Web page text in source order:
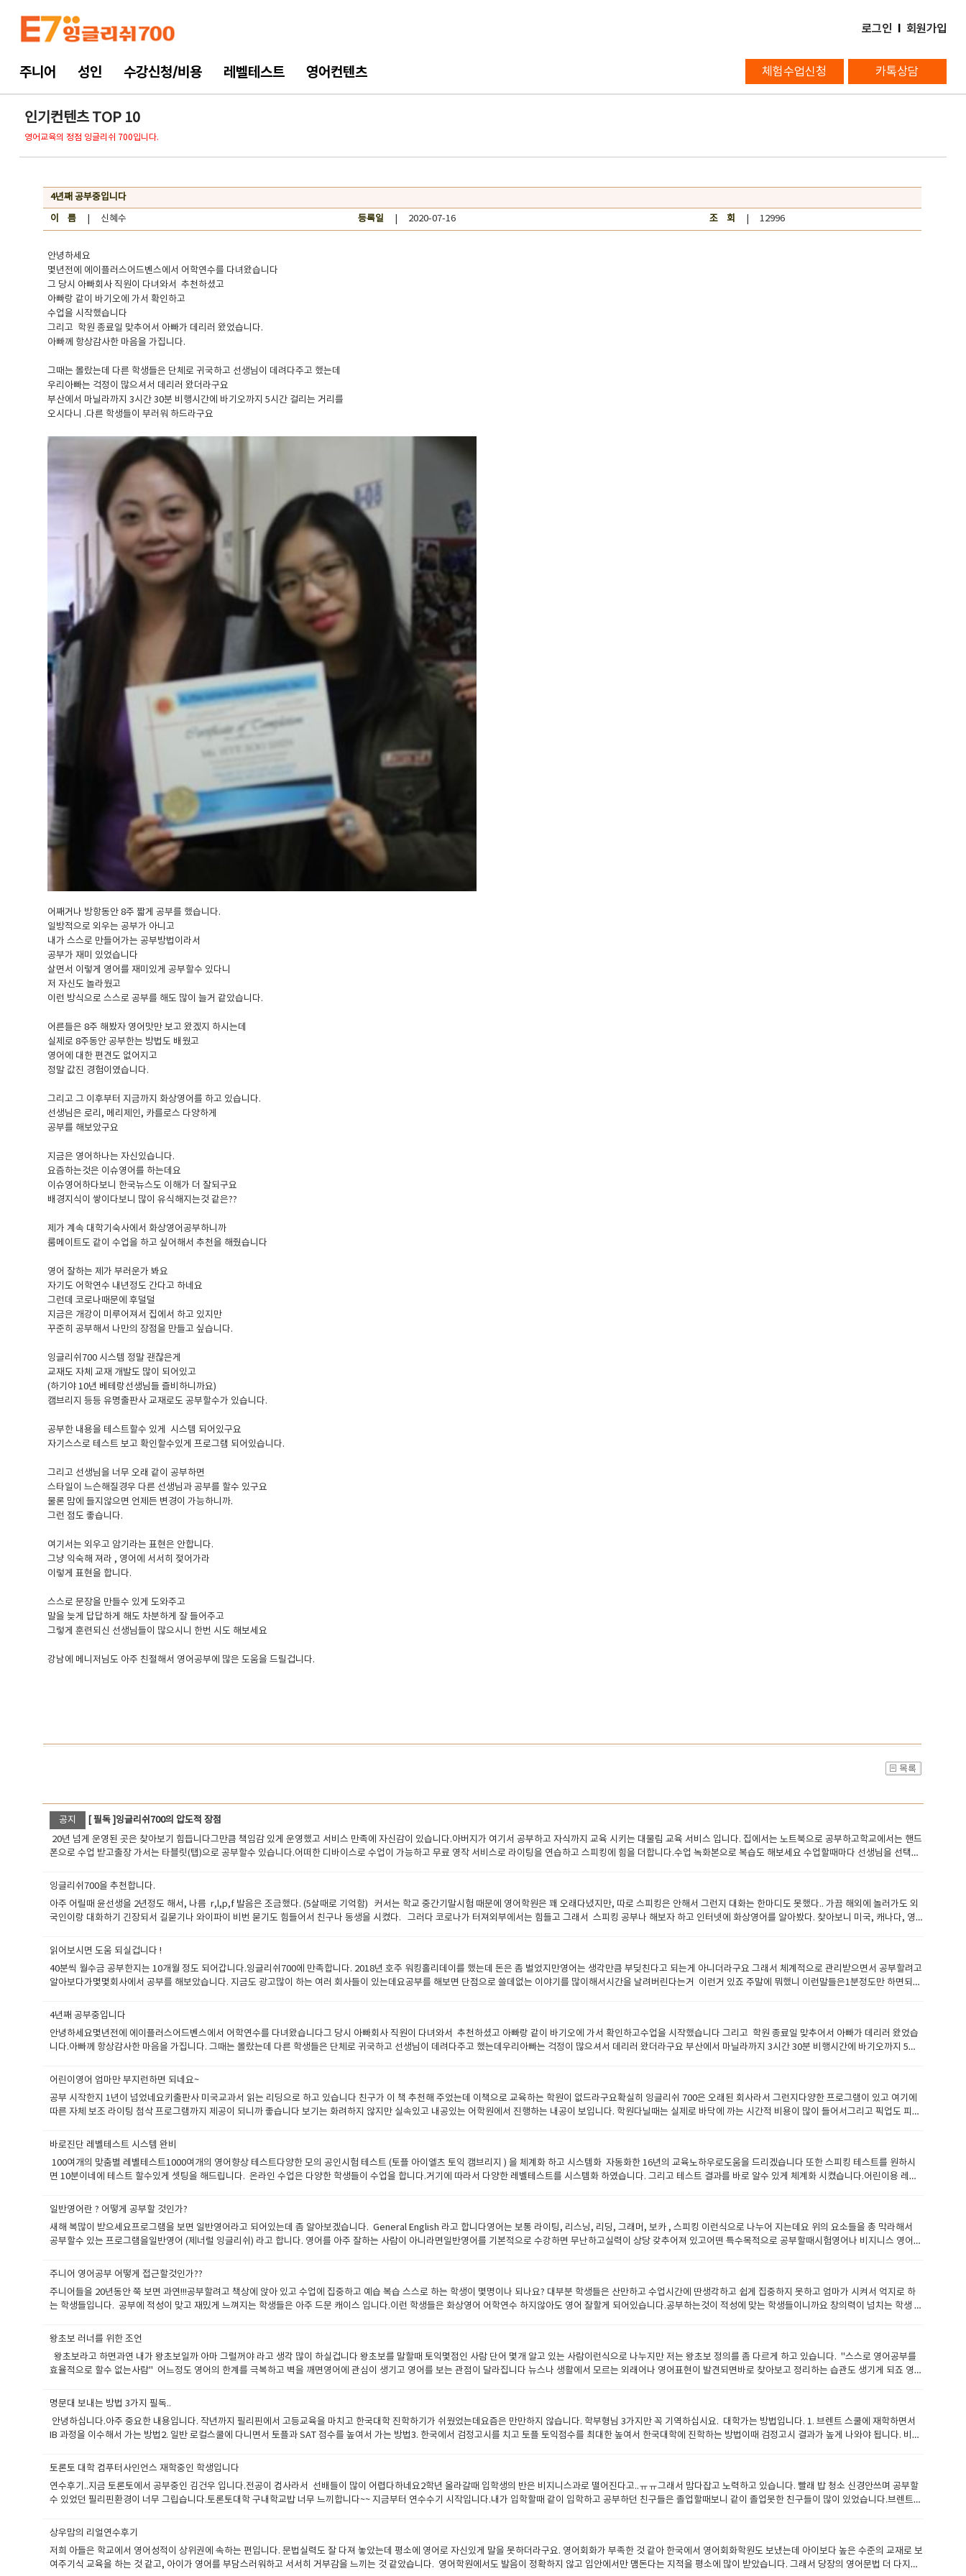
로그인 l 회원가입
주니어 성인 수강신청/비용 레벨테스트 영어컨텐츠 체험수업신청 카톡상담
인기컨텐츠 TOP 10
영어교육의 정점 잉글리쉬 700입니다.
4년째 공부중입니다
이 름 | 신혜수 등록일 | 2020-07-16 조 회 | 12996
안녕하세요
몇년전에 에이플러스어드벤스에서 어학연수를 다녀왔습니다
그 당시 아빠회사 직원이 다녀와서 추천하셨고
아빠랑 같이 바기오에 가서 확인하고
수업을 시작했습니다
그리고 학원 종료일 맞추어서 아빠가 데리러 왔었습니다.
아빠께 항상감사한 마음을 가집니다.
그때는 몰랐는데 다른 학생들은 단체로 귀국하고 선생님이 데려다주고 했는데
우리아빠는 걱정이 많으셔서 데리러 왔더라구요
부산에서 마닐라까지 3시간 30분 비행시간에 바기오까지 5시간 걸리는 거리를
오시다니 .다른 학생들이 부러워 하드라구요
어째거나 방항동안 8주 짧게 공부를 했습니다.
일방적으로 외우는 공부가 아니고
내가 스스로 만들어가는 공부방법이라서
공부가 재미 있었습니다
살면서 이렇게 영어를 재미있게 공부할수 있다니
저 자신도 놀라웠고
이런 방식으로 스스로 공부를 해도 많이 늘거 같았습니다.
어른들은 8주 해봤자 영어맛만 보고 왔겠지 하시는데
실제로 8주동안 공부한는 방법도 배웠고
영어에 대한 편견도 없어지고
정말 값진 경험이였습니다.
그리고 그 이후부터 지금까지 화상영어를 하고 있습니다.
선생님은 로리, 메리제인, 카를로스 다양하게
공부를 해보았구요
지금은 영어하나는 자신있습니다.
요즘하는것은 이슈영어를 하는데요
이슈영어하다보니 한국뉴스도 이해가 더 잘되구요
배경지식이 쌓이다보니 많이 유식해지는것 같은??
제가 계속 대학기숙사에서 화상영어공부하니까
룸메이트도 같이 수업을 하고 싶어해서 추천을 해줬습니다
영어 잘하는 제가 부러운가 봐요
자기도 어학연수 내년정도 간다고 하네요
그런데 코로나때문에 후덜덜
지금은 개강이 미루어져서 집에서 하고 있지만
꾸준히 공부해서 나만의 장점을 만들고 싶습니다.
잉글리쉬700 시스템 정말 괜찮은게
교재도 자체 교재 개발도 많이 되어있고
(하기야 10년 베테랑선생님들 즐비하니까요)
캠브리지 등등 유명출판사 교재로도 공부할수가 있습니다.
공부한 내용을 테스트할수 있게 시스템 되어있구요
자기스스로 테스트 보고 확인할수있게 프로그램 되어있습니다.
그리고 선생님을 너무 오래 같이 공부하면
스타일이 느슨해질경우 다른 선생님과 공부를 할수 있구요
물론 맘에 들지않으면 언제든 변경이 가능하니까.
그런 점도 좋습니다.
여기서는 외우고 암기라는 표현은 안합니다.
그냥 익숙해 져라 , 영어에 서서히 젖어가라
이렇게 표현을 합니다.
스스로 문장을 만들수 있게 도와주고
말을 늦게 답답하게 해도 차분하게 잘 들어주고
그렇게 훈련되신 선생님들이 많으시니 한번 시도 해보세요
강남에 메니저님도 아주 친절해서 영어공부에 많은 도움을 드릴겁니다.
공지
[ 필독 ]잉글리쉬700의 압도적 장점
20년 넘게 운영된 곳은 찾아보기 힘듭니다그만큼 책임감 있게 운영했고 서비스 만족에 자신감이 있습니다.아버지가 여기서 공부하고 자식까지 교육 시키는 대물림 교육 서비스 입니다. ​집에서는 노트북으로 공부하고학교에서는 핸드
폰으로 수업 받고출장 가서는 타블릿(탭)으로 공부할수 있습니다.어떠한 디바이스로 수업이 가능하고 무료 영작 서비스로 라이팅을 연습하고 스피킹에 힘을 더합니다.수업 녹화본으로 복습도 해보세요 ​수업할때마다 선생님을 선택하
에 더 관심가질수 있게 노력하며 이끌어줍니다.그 책임감이 어마어마합니다. 잉글리쉬700 은 선생님들끼리 서로경쟁하는 구도라서 더 많은 학생을 배정받기위해서 수업플렌을 스스로 준비하고배정 받은 학생에게 최선을 다해서 수
능합니다. 아무리 명문대 출신이라고 해도 인성과 열정 성실함이 겸비되지 않으면 학생들에게 만족을 줄수 없으며그렇기 때문에 잉글리쉬700은 3년이상 7800시간 이상 수업을 진행한 경험많은 선생님들을 배정을 해드립니다. ​​ 잉글
리쉬700은 필리핀최고명문어학원 " Aplus Advance School fo English INC. " 에서 직영으로 운영됩니다.그러므로 어학원선생님과 동일하게 복지가 제공되며 그러기에 실력 좋은 선생님읃은 잉글리쉬700에서 근무하기를 항상 희
될수 있습니다 17단계 세분 레벨로 진행되는 회사는 잉글리쉬700, ILAC, Kaplan 정도 회사가 있습니다 영어공부를 해본경험이 있다면 이대목에서 ''17단계 세부레벨로 진행된다고 ???'' 정말 내공이 있는 회사구나 느낄겁니다 공부
하다가 프로그램의 변경은 자유롭습니다 하지만 왕초보경우 한국사무소 상담실장님과 충분히 상의하고 진행 바라고 더블 프로그램은 2가지 프로그램을 병행해서 공부하는것입니다 주5회 공부하는 학생경우 월수금 토플공부 화목 일
반회화공부 이런식으로 진행이됩니다 선생님 변경은 학생들의 고유권한이므로 언제든 요구가능하시고 페어티쳐는 두명의 선생님과 공부하는것입니다. 월수금 토익스피킹 A 선생님 화목 라이팅 B 선생님 이런식입니다ㅑ 필리핀본
로 제공이 됩니다. 공부중에 사정으로 수업을 못드를 경우 단기 연기신청을 할수있고 출장이나 입원등으로 장기로 못할경우 장기홀딩 서비스를 받을수 있습니다.​ 테스다는 필리핀교육청인데 영어를 가르치는 기관에 자격을 부여합니
다. 일반과 어드벤스로 레벨이 나누어지는데 잉글리쉬700은 최고 레벨로 어드벤스까지 자격을 부여받았습니다. 하지만 콜센타 운영으로 진행하는 화상영어 업체 98퍼센트는 TESDA 자격이 없이 진행되기에 안타깝습니다. 그래서 어
학원에서 운영하는 화상영어가 더 퀄러티가 좋은것입니다 영어공부및 어학연수 상담및 토탈교육상담이 가능하기에 강남 , 부산 사무실에 방문해서 상담및 도움을 받으시면 좋습니다 잉글리쉬700은 에이플러스어드벤스에서 다이렉
토플, 토익 ,아이엘츠, 보카빌더, 문법 ,캠브리지 시험)컴퓨터 프로그램(AI)을 이용한 시스템으로1000개 이상의 테스트 무료로 치룰수 있고 지금도 새로 생긴시험을 지속적으로 업데이트시킵니다. 압도적 선생님 퀄러티 ( 어학연수학
생을 직접 8,760시간이상 지도한 경력)선생님의 역활이 큰것이 화상영어 입니다콜센타를 운영하거나 위탁해서 선생을 제공하는다른 회사들은 선생님을 소개할때"체계적으로 잘 트레이닝을 받은 선생님이라서 좋다" 라고 표현하는
데요 에이플러스 어드벤스에서 일하시는 선생님들은 트레이닝을 시킬수 있는 수준의 선생님들입니다.트레이닝 몇시간 받은 선생이랑 수준의 차이가 나도 아주 극명하게 납니다 필리핀어학연수 온 학생들을 대상으로 하루 8시간씩 최
접 선택해서 공부하는 시스템으로 학생에게 선택이 되는 선생님은 살아남고 그러지 못하면 밀려서 퇴출되어지는 서바이벌 상황에서 근무한 경쟁력 있는 선생님으로이런 선생님들이 학원의 가치를 높여서 명실상부 최고 어학원으로
소싱비 기타 비용이 들지 않습니다. 수업이후 제공되는 데일리테스트 수업의 방법은 예습-수업-복습-테스트 로 구성됩니다데일리 테스트를 통해서 복습효과를 누려보세요 오늘 배운거 오늘 복습하고 이해하다 보면 영어 별거 아니구
나 생각하실겁니다영어로 들어보는 문법 인강 수강권 지급보카 스타트 인강 수강권 지급 25개 핵심동사 활용( Have, Make, Get~~) 인강수강권 지급영화속 명대사 공부 인강수강권인강무료수강권은 수업 3개월이후부터 가능합니
700의 장점으로 돌아갈겁니다.많이 요구및 요청해 주십시요 여러분의 성공을 위해서 항상노력하겠습니다. 원장드림.
잉글리쉬700을 추천합니다.
아주 어릴때 윤선생을 2년정도 해서, 나름 r,l,p,f 발음은 조금했다. (5살때로 기억함) 커서는 학교 중간기말시험 때문에 영어학원은 꽤 오래다녔지만, 따로 스피킹은 안해서 그런지 대화는 한마디도 못했다.. 가끔 해외에 놀러가도 외
국인이랑 대화하기 긴장되서 길묻기나 와이파이 비번 묻기도 힘들어서 친구나 동생을 시켰다. 그러다 코로나가 터져외부에서는 힘들고 그래서 스피킹 공부나 해보자 하고 ​인터넷에 화상영어를 알아봤다. 찾아보니 미국, 캐나다, 영
어드벤스인가하는 어학원에서 운영하는 화상영어학원이라던데 ​학원 후기도 괜찮고 필리핀에서 학원을 직접 운영하고 있다고하니 뭔가 믿음이가 수업을 시작했다. ​15년정도된 학원이라더라. ​찾아보니 이 학원에 다녔던 사람이 그린
다. 수업은 주5회 20분 수업으로 했다. 20분수업이라 주5일로 신청했다. ​처음에는 긴장되서 말도 잘못하고했는데, 선생님이 친근하게 대해주셔서 나중에가서는 친구처럼 편하게 수업했다. ​ 코로나라 밖에 자주 놀러다니지도 못하고
해서 약간 우울하기도 했는데, 말상대가 생기니 맘도 편해지고 영어도 늘고 자신감도 생기고 개이득? ​지금까지 6개월 동안 수강했고 최근에 6개월을 더 연장했다. 말하는건 어느정도는 하는거같아서 토익수업을 하고있다. ​ 아래에는
이라 집중도 잘되고 시간이 엄청빨리간다.
읽어보시면 도움 되실겁니다 !
40분씩 월수금 공부한지는 10개월 정도 되어갑니다.잉글리쉬700에 만족합니다. 2018년 호주 워킹홀리데이를 했는데 돈은 좀 벌었지만영어는 생각만큼 부딪친다고 되는게 아니더라구요 그래서 체계적으로 관리받으면서 공부할려고
알아보다가몇몇회사에서 공부를 해보았습니다. 지금도 광고많이 하는 여러 회사들이 있는데요공부를 해보면 단점으로 쓸데없는 이야기를 많이해서시간을 날려버린다는거 이런거 있죠 주말에 뭐했니 이런말들은1분정도만 하면되는
려는 그런것선생변경에 대한 불확실성 이런것들이 학습의욕을 떨어트리더라구요그러다가 학원도 다녀보고 했지만 그래도 화상영어가 맨투맨 수업이 효과적인거 같아서다른 화상영어 회사를 찾아 보았습니다 이번에는 심도깊에 알
는 40분으로 공부하면서실력을 쌓고 있습니다. 어디든 장점과 장점이 있는데요어는 회사는 공부하다보면 인터넷 끊김현상은 있지요특히 오늘같은경우 필리핀 시그널 3라고 태풍으로 인터넷 상황이 필리핀 전체적으로 안좋을수 있습
니다. 문제는 이후 대처인데요잉글리쉬700은 무조건 보충수업을 넣어줍니다.이유를 묻거나 하지 않고 쿨하게 수업을 더 넣어주고 양해를 구하지요 이전 다른 회사들은 천재지변이다 보충수업 힘들다 뭐 이런식~ 그리고 선생님을 5개
이 참좋은거 같습니다. 하지만 다른업체경우 선생변경 뚜렸한 이유없이는 잘 안해줄려고 빙빙돌립니다.그리고 관리전화 한번 안옵니다. 그건 그렇고 실제로 비교를 해보면잉글 700은 아무래도 한국인들을 가르치는 스킬이 좋으며내
가 아무리 엉뚱하게 말해도 찰떡같이 알아듣고 교정도 잘해줍니다.아무래도 현지어학원학생을 몇년씩 가르친 경험이 있으니까한국인에 대해서 파악을 잘하고 대처도 잘해줍니다. 교재같은것도 저는 해드업 하나 밖에 공부안해봐서
모르지만side by side 보다 정교하고 예문도 풍부하고 여러 교재의 장점만 모아서 만든것이라서 정말 추천합니다. 교재는 잉글리쉬700자체 교재 아주 좋습니다 공부하기 말이죠.처음에 교재에 대해서도 고민이 많았었는데 아무래
도 내가 호주에 있어봐서옥스포트 출판사를 좀 더 선호하는데 그 교재 내용도 많이 포함이 된거 같습니다. 마지막으로 정리하면 비용도 상대적으로 저렴하고내가 원하면 최대한 회사가 맞추어 줄려고 노력을 많이합니다.그리고 선생님
4년째 공부중입니다
안녕하세요몇년전에 에이플러스어드벤스에서 어학연수를 다녀왔습니다그 당시 아빠회사 직원이 다녀와서 추천하셨고 아빠랑 같이 바기오에 가서 확인하고수업을 시작했습니다 그리고 학원 종료일 맞추어서 아빠가 데리러 왔었습
니다.아빠께 항상감사한 마음을 가집니다. 그때는 몰랐는데 다른 학생들은 단체로 귀국하고 선생님이 데려다주고 했는데우리아빠는 걱정이 많으셔서 데리러 왔더라구요 부산에서 마닐라까지 3시간 30분 비행시간에 바기오까지 5시
재미있게 공부할수 있다니저 자신도 놀라웠고 이런 방식으로 스스로 공부를 해도 많이 늘거 같았습니다. 어른들은 8주 해봤자 영어맛만 보고 왔겠지 하시는데실제로 8주동안 공부한는 방법도 배웠고영어에 대한 편견도 없어지고 정말
니 한국뉴스도 이해가 더 잘되구요배경지식이 쌓이다보니 많이 유식해지는것 같은?? 제가 계속 대학기숙사에서 화상영어공부하니까룸메이트도 같이 수업을 하고 싶어해서 추천을 해줬습니다 영어 잘하는 제가 부러운가 봐요자기도
어학연수 내년정도 간다고 하네요그런데 코로나때문에 후덜덜지금은 개강이 미루어져서 집에서 하고 있지만꾸준히 공부해서 나만의 장점을 만들고 싶습니다. 잉글리쉬700 시스템 정말 괜찮은게교재도 자체 교재 개발도 많이 되어있
생님을 너무 오래 같이 공부하면 스타일이 느슨해질경우 다른 선생님과 공부를 할수 있구요물론 맘에 들지않으면 언제든 변경이 가능하니까.그런 점도 좋습니다. 여기서는 외우고 암기라는 표현은 안합니다.그냥 익숙해 져라 , 영어에
서서히 젖어가라 이렇게 표현을 합니다. 스스로 문장을 만들수 있게 도와주고 말을 늦게 답답하게 해도 차분하게 잘 들어주고 그렇게 훈련되신 선생님들이 많으시니 한번 시도 해보세요 강남에 메니저님도 아주 친절해서 영어공부에
많은 도움을 드릴겁니다.
어린이영어 엄마만 부지런하면 되네요~
공부 시작한지 1년이 넘었네요키출판사 미국교과서 읽는 리딩으로 하고 있습니다 친구가 이 책 추천해 주었는데 이책으로 교육하는 학원이 없드라구요확실히 잉글리쉬 700은 오래된 회사라서 그런지다양한 프로그램이 있고 여기에
따른 자체 보조 라이팅 첨삭 프로그램까지 제공이 되니까 좋습니다 보기는 화려하지 않지만 실속있고 내공있는 어학원에서 진행하는 내공이 보입니다. 학원다닐때는 실제로 바닥에 까는 시간적 비용이 많이 들어서그리고 픽업도 피곤
품을 팔아 알게 된 곳이 이곳 잉글리쉬700입니다. 아이의 교육적인 효과가 매우 높아 지금까지는 만족합니다.물론 교육적인 효과를 높이기 위해서는 아이에게만 맡겨 두기보다는관심을 가지고 옆에서 지도를 해 주는 것이 꼭 필요하겠
관심을 가지고 공부의 전반적인 부분을지도를 해 주어야 한다고 말합니다. 엄마의 관심 학원의 서포트가 아이에게 큰 힘이 될것입니다. ​Batch Mate 와 마인즈뷰에서 우리 상미가 선생님을 하도 좋아해서 이번 겨울에 8주 단기로 어학
연수를 같이 다녀 왔습니다. 하루 40분씩 하는 수업보다 수업량이 하루 맨투맨만 8시간이 되다보니처음에 힘들어 했지만 일주일 지나니까 적응을 하더라구요 넘처나는 수업을 적응하고 따라가니까 말하는게 급상승한 느낌 제가 보기
들은 이야기지만 캠프나 단기어학연수만 하는 업체는 선생을 급하게 구해서선생의 자질이나 수준이 아주 낮다고 하지만 여기는 오래되고 잘하는 선생님 셋팅된 상태라서효과가 좋다고 합니다. 생각해보니 여름 겨울만 수업을 하는 캠
프에 좋은 선생이 있을리가 만무하겠지요역시 선생님이 제일 중요하다고 생각합니다. 이 사진은 기숙사에서 친구의 생일축하 사진입니다
바로진단 레벨테스트 시스템 완비
100여개의 맞춤별 레벨테스트1000여개의 영어향상 테스트다양한 모의 공인시험 테스트 (토플 아이엘츠 토익 캠브리지 ) 을 체계화 하고 시스템화 자동화한 16년의 교육노하우로도움을 드리겠습니다 또한 스피킹 테스트를 원하시
면 10분이네에 테스트 할수있게 셋팅을 해드립니다. 온라인 수업은 다양한 학생들이 수업을 합니다.거기에 따라서 다양한 레벨테스트를 시스템화 하였습니다. 그리고 테스트 결과를 바로 알수 있게 체계화 시켰습니다.어린이용 레벨
이엘츠/ 캠프리지 FCE / CAE / 토익 등등.을 모의고사로 치루어 볼수가 있습니다. 스피킹테스트를 원하신다면 신청하신후 10분이후에 테스트를 볼수있게 현지선생님을 배정해 드립니다상담을 통해서 더 많은 테스트를 할수 있으며
일반영어란 ? 어떻게 공부할 것인가?
새해 복많이 받으세요프로그램을 보면 일반영어라고 되어있는데 좀 알아보겠습니다. General English 라고 합니다영어는 보통 라이팅, 리스닝, 리딩, 그래머, 보카 , 스피킹 이런식으로 나누어 지는데요 위의 요소들을 총 막라해서
공부할수 있는 프로그램을일반영어 (제너럴 잉글리쉬) 라고 합니다. 영어를 아주 잘하는 사람이 아니라면일반영어를 기본적으로 수강하면 무난하고실력이 상당 갖추어져 있고어떤 특수목적으로 공부할때시험영어나 비지니스 영어
단어가 늘어나고 읽는 속도가 증가하고 올바로 악센트나 인터네이션을 살리면서 일고 이해하다보면 발전하는 영어고수가 될수 있습니다. 문법과 단어수준이 높은 학생이 스피킹이 부족할경우라이팅과 스피킹을 집중훈련하면 금방 발
자기가 가지고 있는 단어수준과 문법수준으로 문장을 만들려고 노력하고 개선하다 보면영어에 필요한 문형을 이해하게 되고 사용하는 단어들이 점점 다양화 되어질 것입니다 그래서 수업중에 자신이 한말에 대한 교정이 필요하며사
전준비 + 수업 + 복습 의 형태로 꾸준히 공부를 하셔야 됩니다 스피킹을 잘할려면 라이팅을 잘해야됩니다.여러분도 경험이 있겠지만일기를 습관적으로 적는 사람들이 말도 아주 잘한답니다대표적으로 투마치토크 박찬호는 매일 일기
시 점검하게 되고 사용하는 단어의 다양성도 증가하며스피킹도 자연스럽게 향상이 됩니다. 스피킹을 위해서는 라이팅이 중요하다 하였는데라이팅을 잘할려면 문법문형실력과 단어 실력이 필요합니다. 결론적으로 영어는 종합적으로
전체적으로 꾸준하게 공부를 해야지만 됩니다.그러니까 일반영어가 가장중요하다고 볼수 있습니다.
주니어 영어공부 어떻게 접근할것인가??
주니어들을 20년동안 쭉 보면 과연!!!공부할려고 책상에 앉아 있고 수업에 집중하고 예습 복습 스스로 하는 학생이 몇명이나 되나요? 대부분 학생들은 산만하고 수업시간에 딴생각하고 쉽게 집중하지 못하고 엄마가 시켜서 억지로 하
는 학생들입니다. 공부에 적성이 맞고 재밌게 느껴지는 학생들은 아주 드문 캐이스 입니다.이런 학생들은 화상영어 어학연수 하지않아도 영어 잘할게 되어있습니다.공부하는것이 적성에 맞는 학생들이니까요 창의력이 넘치는 학생 ,
여를 해준다면폭팔적 힘으로 더 잘할수도 있습니다. 부모님과 우리는 무엇을 해야할까요??억지로 강요하면서 스파르타식으로 암기 테스트 암기 테스트 이런식을 햐야할까요? 영어를 너무 암기위주로 공부시키면 스트레스 많이 받아
되고우리는 지속적인 공부습관을 가지게 해야되고우리는 학생들과 상호간의 합의를 해서 약속을 지킬수 있게 해야됩니다. 동기부여는 여러가지가 있는데 외국인 친구를 사귀고 싶은데 영어를 못해서 답답한 마음이 생겨서 영어공부
동기가 생길수도 있고 화상영어 공부하면서 선생님에게 하고싶은 말이 많은데 말을 못함으로 그것을 찾아보고 문장을 만들면서 영어공부 동기가 생길수도 있고 길가다가 외국인이 길을 물어보고 여러가지 물어봤는데 한마디도 못하
다. 동기부여라 함은 학생들이 영어사용을 못해서 불편함을 느끼고 영어의 필요성을 깨닫게 하고 이것을 극복함으로 희열을 느끼게 하는것입니다. 제일 쉽고 좋은 방법이 잉글리쉬 700의 프로그램을 통해서 느끼게 하는것이 제일 쉬
울것입니다. 또한 일정 기간 공부한 학생들에게 수준이 비슷한 학생들끼리 화상을 통해서 서로 대화하고 컴피티션을 할수있게 프로그램 되어있어서 서로 긍정적 경쟁을 통해 스스로 발전할 기회도 제공합니다. 끊임없는 영어자극이란
바로 화상영어 전화영어로 지속적으로 규칙적으로 수업함으로써얻을수 있는 영어활력입니다. 우리가 영어책으로 혼자서 공부할때는 읽고 이해하고 습득하는 방법으로 반복으로 머리에 남게 하는것입니다.이렇게 공부하면 실제로 단
서공부가 비로서 시작되고 문장을 만들어 가게 될것입니다.이것이 반복이 되고 반복이되면 답담함의 횟수와 갑갑함의 횟수가 늘어남에 따라우리는 영어를 더 쉽게 받아들일수 있는것입니다. 지금까지 15년이상 그 많은 영포자, 왕초
보가 영어의 벽을 깨면서영어공부의 시각이 바뀌고 발전하고 비로서 고급자가 되어서 그들의 꿈을 이루고 목표를 이루는것을 수업이 봐 왔고 에이플러스 어드벤스이 어학연수수기에 그대로 나와 았습니다.에이플러스에 제공하는 잉
글리쉬700에 몸을 맡기고 작을 투자를 해보싶시요 확실한 결과를 얻을수 있읍니다 우리 선생님들은 오랜경험과 잘 교육된 분들이기 때문에학생들에게 공부습관을 가지게 유도할수 있으며끊임없는 영어자극과 동기부여를 제공할것
왕초보 러너를 위한 조언
왕초보라고 하면과연 내가 왕초보일까 아마 그럴꺼야 라고 생각 많이 하실겁니다 왕초보를 말할때 토익몇점인 사람 단어 몇개 알고 있는 사람이런식으로 나누지만 저는 왕초보 정의를 좀 다르게 하고 있습니다. "스스로 영어공부를
효율적으로 할수 없는사람"​​ 어느정도 영어의 한계를 극복하고 벽을 깨면영어에 관심이 생기고 영어를 보는 관점이 달라집니다 뉴스나 생활에서 모르는 외래어나 영어표현이 발견되면바로 찾아보고 정리하는 습관도 생기게 되죠 영어
에 맞게 하기위한 문법을 공부해야 되구요이렇게 시작하면서 내공이 쌓이면 나중에 영어고수가 되어있을겁니다또한 남을 가르치고 있을수도 있습니다. 왕초보들에게 제일 중요한것은 무었일까요?바로 흥미유발 그리고 지속적 자극
다.에이플러스 어드벤스 연수 후기 보시면 실제로 잘 나와 있습니다. 왕초보인 사람이 처음 수업에 참석합니다.수업이 시작됩니다.선생님이 말을 합니다 하나도 못알아 듣습니다 등에 땀이납니다.그리고 나도 선생님에게 해야될 말이
있습니다하지만 하지못하고 끙끙거립니다.수업시간이 지나갑니다 별소득없이 느껴집니다. 하지만 수업이후에 내가 하고싶은 말을 못했기때문에답답함을 느꼈고 내일 또 답답해질것을 두려워해서오늘 내가 하고 싶었던 말을 찾아서
니다 제법 말할수 있는게 늘어나고 나름 내가 아는 한도의 단어를 이용해서문장을 만들고 조합하고 수정해봅니다.내가 필요해서 문장을 만들었는데 그게 패턴책의 내용과도 비슷한 경우를 보면뿌듯해 집니다.하지만 단어량이 너무 부
족해서 단순단어만 재사용하고 새로운 단어와더 적합한 상황의 단어를 찾기위해 노력해 봅니다.리딩을 하더라도 좀 더 스피디하게 읽기 위해 노력해 봅니다.선생님의 말하는 패턴이 보이기 시작합니다. 이런식으로 전개가 되는데요여
기서 이야기 하고싶은것은 바로 지속적 자극 그리고 답답함을 느낌으로써 발생하는공부 의욕입니다. 이게 가장 중요합니다. 왕초보들은 하나만 명심하세요오늘 배운것 오늘 다 이해하고최소한 3번 반복하고 주말에도 반복 해본다 매
명문대 보내는 방법 3가지 필독..
안녕하십니다.아주 중요한 내용입니다. 작년까지 필리핀에서 고등교육을 마치고 한국대학 진학하기가 쉬웠었는데요즘은 만만하지 않습니다. 학부형님 3가지만 꼭 기역하십시요. 대학가는 방법입니다. 1. 브렌트 스쿨에 재학하면서
IB 과정을 이수해서 가는 방법2. 일반 로컬스쿨에 다니면서 토플과 SAT 점수를 높여서 가는 방법3. 한국에서 검정고시를 치고 토플 토익점수를 최대한 높여서 한국대학에 진학하는 방법이때 검정고시 결과가 높게 나와야 됩니다. 비교
이수합니다. 2016년 졸업생들 보며 수학 하이를 듣는학생이 점수가 잘 안나모면 선생이 불러서 스탠다드로 내려라고 합니다. 스탠다드로 내려서 하다가 못하면 아이비 수학 포기하라고 합니다. 특히 이번에는 아트의 경우 하이- 스탠
합니다. 이번 24명 졸업생중 아이비 이수자가 시작은 18명에서 결국 5 명만 남았습니다. 이중4 명은 우리 선생님에게 관리받은 학생 들입니다. 2. 일반 로컬스쿨에 다니면서 토플과 SAT 점수를 높여서 가는 방법 미국명문대학은 Sat
점수를 아주 중요하게 생각합니다 그래서 한국에는 sat 준비만 시키는 학원이 있습니다. 실제로 브렌트는 SAt에만 집중할수 없기때문에 차라리 로컬학교에서 공부하면 Sat 준비하느것도 좋은 방법입니다. 불행히 바기오에 토플과
때 검정고시 결과가 높게 나와야 됩니다 토플을 열심히 공부하고 검정고시를 봐서 고득점을 받아야됩니다 그러면 고득점이 내신성적으로 반영되어서 수시에 입학할수가 있습니다.. 이방법으로 한국대학을 노려보는것도 좋습니다. 오
늘 지인이 너무 대학진학에 감을 못잡고 계셔서 이렇게 정리해서 올려 드렸습니다. 원장드림.
토론토 대학 컴푸터사인언스 재학중인 학생입니다
연수후기..지금 토론토에서 공부중인 김건우 입니다.전공이 컴사라서 선배들이 많이 어렵다하네요2학년 올라갈때 입학생의 반은 비지니스과로 떨어진다고..ㅠㅠ그래서 맘다잡고 노력하고 있습니다. 빨래 밥 청소 신경안쓰며 공부할
수 있었던 필리핀환경이 너무 그립습니다.토론토대학 구내학교밥 너무 느끼합니다~~ 지금부터 연수수기 시작입니다.내가 입학할때 같이 입학하고 공부하던 친구들은 졸업할때보니 같이 졸업못한 친구들이 많이 있었습니다.브렌트스
있습니다.저도 8학년때 영어가 약하고 따라기지 못해서 거의 매일 리미디얼 수업하고극복했습니다. 브렌트스쿨에서 대학을 잘가기 위해서 필요한것은 영어쓰기 실력과 수학실력이라고 말하고 싶습니다. 다른것은 공부하면 다 되지
공과대학이나 컴푸터사이언스 기타 파인낸스 .어카운트 전공을 희망한다면수학 아이비 하이를 들어줘야 명문대 지원이 가능하고 확율도 높아지죠. 저는 영어가 약해서 남보다 다는 비지니스 이콘 물리 쪽에 공부하는 시간을 많이 할
애하고수학은 부원장님과 4년동안 꾸준히 하다보니 Sat 2 수학과목을 800점 만점 받았으며수학 그 어려운 아이비 하이과정을 우수한 학점을 받을수 있었습니다. 그리고 아이비 파이널 시험에서 6점을 획득했습니다. 7점 만점에 6점
상우맘의 리얼연수후기
저희 아들은 학교에서 영어성적이 상위권에 속하는 편입니다. 문법실력도 잘 다져 놓았는데 평소에 영어로 자신있게 말을 못하더라구요. 영어회화가 부족한 것 같아 한국에서 영어회화학원도 보냈는데 아이보다 높은 수준의 교재로 보
여주기식 교육을 하는 것 같고, 아이가 영어를 부담스러워하고 서서히 거부감을 느끼는 것 같았습니다. 영어학원에서도 발음이 정확하지 않고 입안에서만 맴돈다는 지적을 평소에 많이 받았습니다. 그래서 당장의 영어문법 더 다지고